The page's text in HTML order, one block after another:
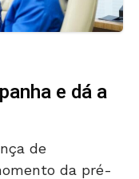
e dá a
de
da pré-